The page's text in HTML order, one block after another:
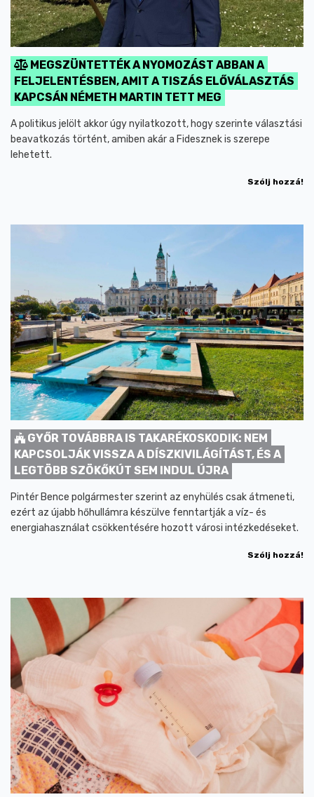
MEGSZÜNTETTÉK A NYOMOZÁST ABBAN A
FELJELENTÉSBEN, AMIT A TISZÁS ELŐVÁLASZTÁS
KAPCSÁN NÉMETH MARTIN TETT MEG
A politikus jelölt akkor úgy nyilatkozott, hogy szerinte választási
beavatkozás történt, amiben akár a Fidesznek is szerepe
lehetett.
Szólj hozzá!
GYŐR TOVÁBBRA IS TAKARÉKOSKODIK: NEM
KAPCSOLJÁK VISSZA A DÍSZKIVILÁGÍTÁST, ÉS A
LEGTÖBB SZÖKŐKÚT SEM INDUL ÚJRA
Pintér Bence polgármester szerint az enyhülés csak átmeneti,
ezért az újabb hőhullámra készülve fenntartják a víz- és
energiahasználat csökkentésére hozott városi intézkedéseket.
Szólj hozzá!